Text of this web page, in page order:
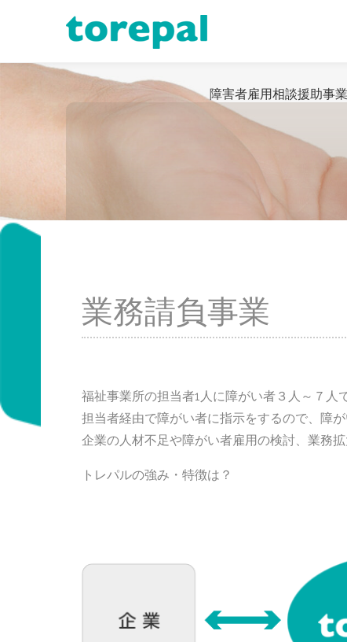
コ
へ
キ
ッ
プ
障害者雇用相談援助事業
業務請負事業
福祉事業所の担当者1人に障がい者３人～７人
担当者経由で障がい者に指示をするので、障
企業の人材不足や障がい者雇用の検討、業務
トレパルの強み・特徴は？